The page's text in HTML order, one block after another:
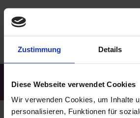
Zustimmung Details
Diese Webseite verwendet Cookies
Wir verwenden Cookies, um Inhalte
personalisieren, Funktionen für
0800 | 00 22